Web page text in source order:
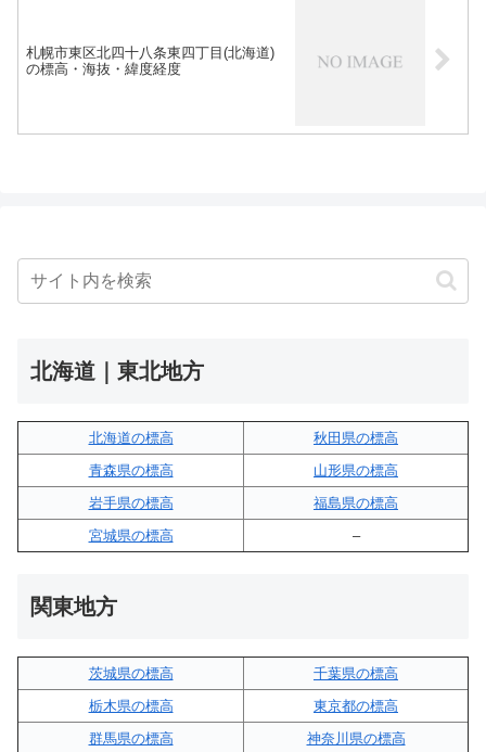
札幌市東区北四十八条東四丁目(北海道)
の標高・海抜・緯度経度
北海道｜東北地方
北海道の標高
秋田県の標高
青森県の標高
山形県の標高
岩手県の標高
福島県の標高
宮城県の標高
–
関東地方
茨城県の標高
千葉県の標高
栃木県の標高
東京都の標高
群馬県の標高
神奈川県の標高